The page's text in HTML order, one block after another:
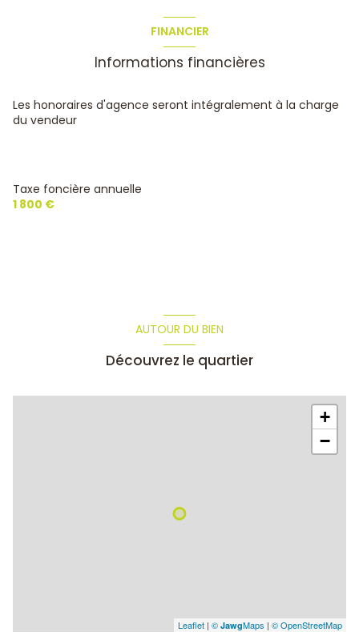
FINANCIER
Informations financières
Les honoraires d'agence seront intégralement à la charge
du vendeur
Taxe foncière annuelle
1 800 €
AUTOUR DU BIEN
Découvrez le quartier
+
−
Leaflet | © JawgMaps | © OpenStreetMap